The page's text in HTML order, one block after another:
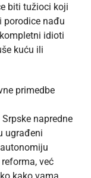
biti tužioci koji
porodice nađu
idioti
kuću ili
primedbe
napredne
ugrađeni
već